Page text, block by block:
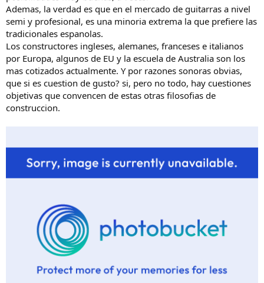
Ademas, la verdad es que en el mercado de guitarras a nivel
semi y profesional, es una minoria extrema la que prefiere las
tradicionales espanolas.
Los constructores ingleses, alemanes, franceses e italianos
por Europa, algunos de EU y la escuela de Australia son los
mas cotizados actualmente. Y por razones sonoras obvias,
que si es cuestion de gusto? si, pero no todo, hay cuestiones
objetivas que convencen de estas otras filosofias de
construccion.